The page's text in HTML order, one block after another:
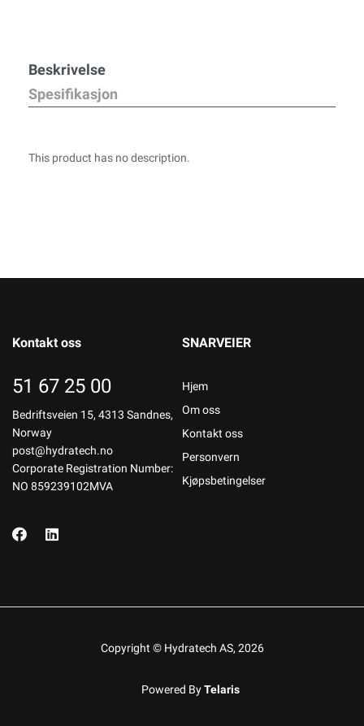
Beskrivelse
Spesifikasjon
This product has no description.
Kontakt oss
51 67 25 00
Bedriftsveien 15, 4313 Sandnes,
Norway
post@hydratech.no
Corporate Registration Number:
NO 859239102MVA
SNARVEIER
Hjem
Om oss
Kontakt oss
Personvern
Kjøpsbetingelser
Copyright © Hydratech AS, 2026
Powered ByTelaris